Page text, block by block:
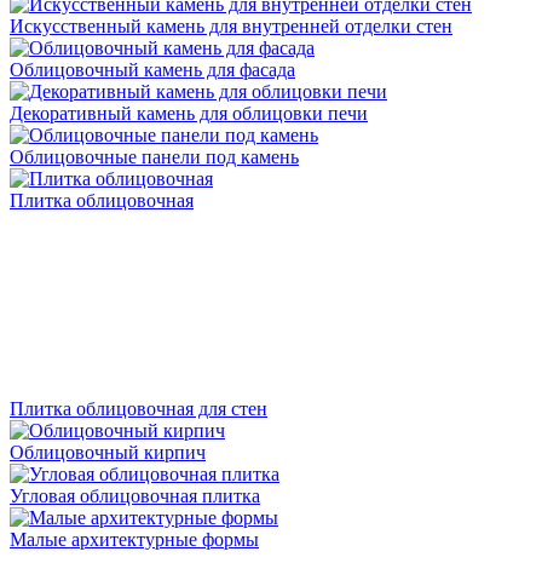
Искусственный камень для внутренней отделки стен
Облицовочный камень для фасада
Декоративный камень для облицовки печи
Облицовочные панели под камень
Плитка облицовочная
Плитка облицовочная для стен
Облицовочный кирпич
Угловая облицовочная плитка
Малые архитектурные формы